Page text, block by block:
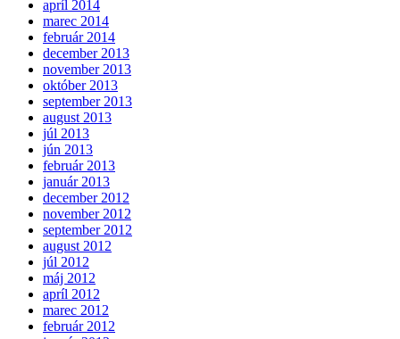
apríl 2014
marec 2014
február 2014
december 2013
november 2013
október 2013
september 2013
august 2013
júl 2013
jún 2013
február 2013
január 2013
december 2012
november 2012
september 2012
august 2012
júl 2012
máj 2012
apríl 2012
marec 2012
február 2012